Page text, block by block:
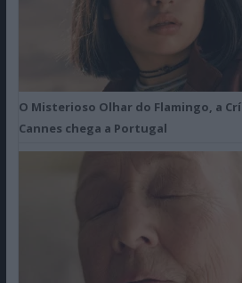
O Misterioso Olhar do Flamingo, a
Cannes chega a Portugal